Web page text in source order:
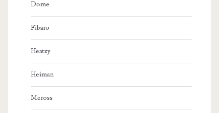
Dome
Fibaro
Heatzy
Heiman
Meross